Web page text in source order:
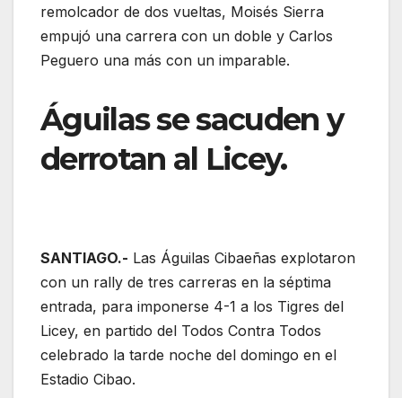
remolcador de dos vueltas, Moisés Sierra
empujó una carrera con un doble y Carlos
Peguero una más con un imparable.
Águilas se sacuden y
derrotan al Licey.
SANTIAGO.- Las Águilas Cibaeñas explotaron
con un rally de tres carreras en la séptima
entrada, para imponerse 4-1 a los Tigres del
Licey, en partido del Todos Contra Todos
celebrado la tarde noche del domingo en el
Estadio Cibao.